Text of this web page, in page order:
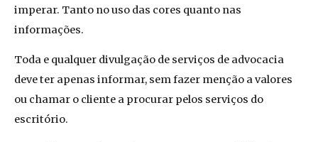
imperar. Tanto no uso das cores quanto nas
informações.
Toda e qualquer divulgação de serviços de advocacia
deve ter apenas informar, sem fazer menção a valores
ou chamar o cliente a procurar pelos serviços do
escritório.